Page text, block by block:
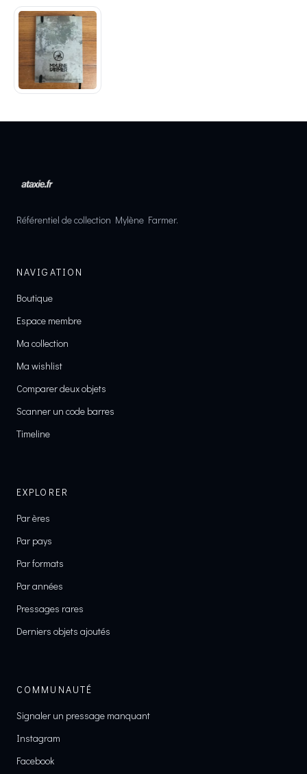
Référentiel de collection Mylène Farmer.
NAVIGATION
Boutique
Espace membre
Ma collection
Ma wishlist
Comparer deux objets
Scanner un code barres
Timeline
EXPLORER
Par ères
Par pays
Par formats
Par années
Pressages rares
Derniers objets ajoutés
COMMUNAUTÉ
Signaler un pressage manquant
Instagram
Facebook